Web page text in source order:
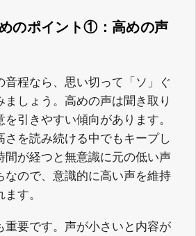
のポイント①：高めの声
程なら、思い切って「ソ」ぐ
ましょう。高めの声は聞き取り
引きやすい傾向があります。
を読み続ける中でもキープし
間が経つと無意識に元の低い声
なので、意識的に高い声を維持
す。
重要です。声が小さいと内容が